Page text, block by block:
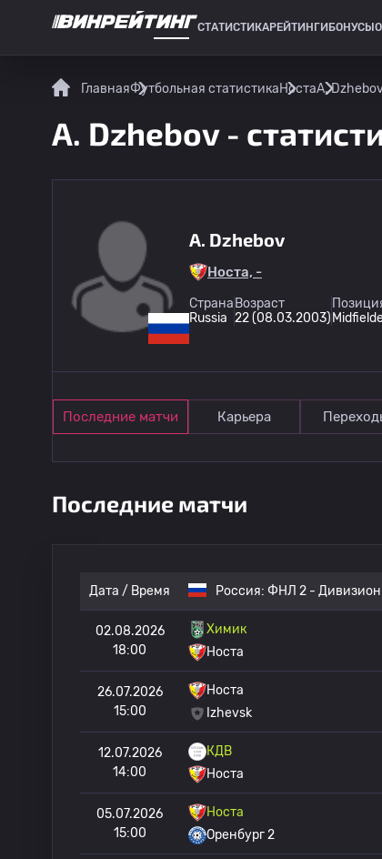
СТАТИСТИКАРЕЙТИНГИ БОНУСЫ
ГлавнаяФутбольная статистикаНостаA.
A. Dzhebov -
A. Dzhebov
Носта, -
Страна
Russia
Возраст
22 (08.03.2003)
Последние матчи Карьера
Последние матчи
Дата / Время Россия: ФНЛ 2 - Дивизион
02.08.2026
18:00
Химик
Носта
26.07.2026
15:00
Носта
Izhevsk
12.07.2026
14:00
КДВ
Носта
05.07.2026
15:00
Носта
Оренбург 2